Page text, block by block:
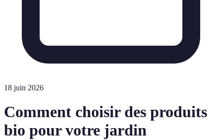
18 juin 2026
Comment choisir des produits
bio pour votre jardin